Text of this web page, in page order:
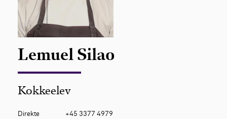
Lemuel Silao
Kokkeelev
Direkte
+45 3377 4979